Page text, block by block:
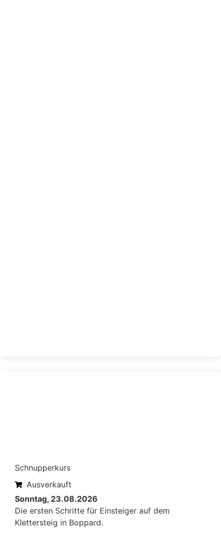
Schnupperkurs
Ausverkauft
Sonntag, 23.08.2026
Die ersten Schritte für Einsteiger auf dem
Klettersteig in Boppard.